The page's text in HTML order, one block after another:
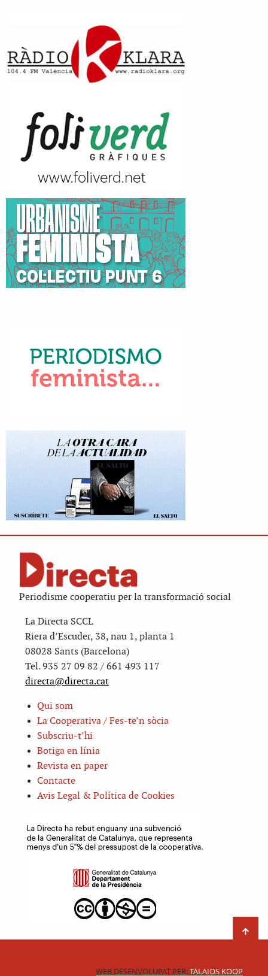
Periodisme cooperatiu per la transformació social
La Directa SCCL
Riera d’Escuder, 38, nau 1, planta 1
08028 Sants (Barcelona)
Tel. 935 27 09 82 / 661 493 117
directa@directa.cat
Qui som
La Cooperativa / Fes-te’n sòcia
Subscriu-t’hi
Botiga en línia
Revista en paper
Contacte
Avis Legal & Política de Cookies
WEB DESENVOLUPAT PER:TALAIOS KOOP